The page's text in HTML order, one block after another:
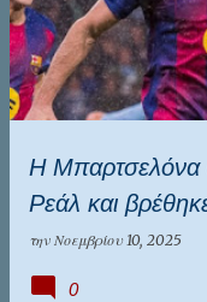
Η Μπαρτσελόνα
Ρεάλ και
την Νοεμβρίου 10, 2025
0